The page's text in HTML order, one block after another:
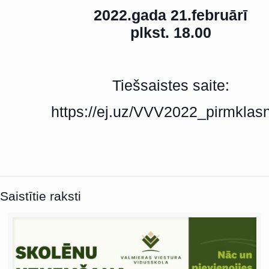
2022.gada 21.februārī
plkst. 18.00
Tiešsaistes saite:
https://ej.uz/
Saistītie raksti